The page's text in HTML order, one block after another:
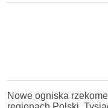
Nowe ogniska